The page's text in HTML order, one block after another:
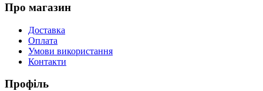
Про магазин
Доставка
Оплата
Умови використання
Контакти
Профіль